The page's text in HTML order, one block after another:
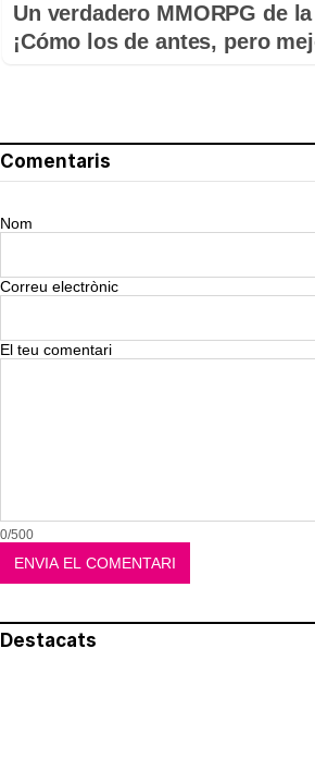
Un verdadero MMORPG de
¡Cómo los de antes, pero
Comentaris
Nom
Correu electrònic
El teu comentari
0/500
Destacats